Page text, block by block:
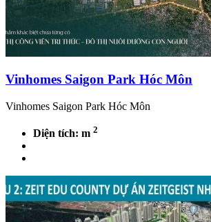
Vinhomes Saigon Park Hóc Môn
Vinhomes Saigon Park Hóc Môn
Diện tích: m 2